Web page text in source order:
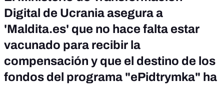
Digital de Ucrania asegura a
'Maldita.es' que no hace falta estar
vacunado para recibir la
compensación y que el destino de los
fondos del programa "ePidtrymka" ha